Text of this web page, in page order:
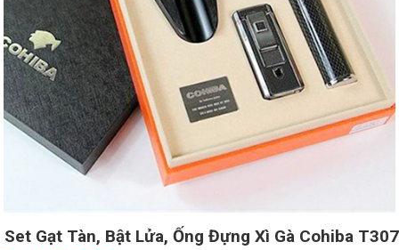
Set Gạt Tàn, Bật Lửa, Ống Đựng Xì Gà Cohiba T307